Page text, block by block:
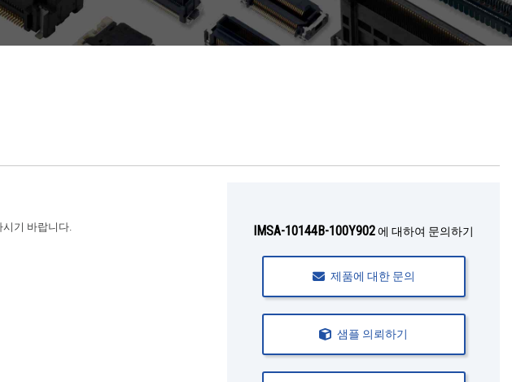
시기 바랍니다. IMSA-10144B-100Y902에 대하여 문의하기
제품에 대한 문의
샘플 의뢰하기